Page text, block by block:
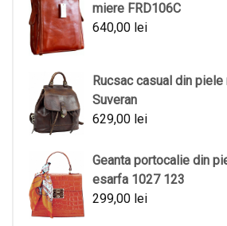
miere FRD106C
640,00 lei
Rucsac casual din piele
Suveran
629,00 lei
Geanta portocalie din
esarfa 1027 123
299,00 lei